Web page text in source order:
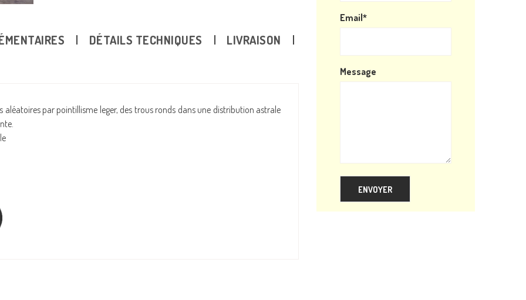
DÉTAILS TECHNIQUES
LIVRAISON
par pointillisme leger, des trous ronds dans une distribution astrale
Email*
Message